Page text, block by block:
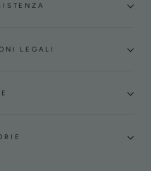
LEGALI